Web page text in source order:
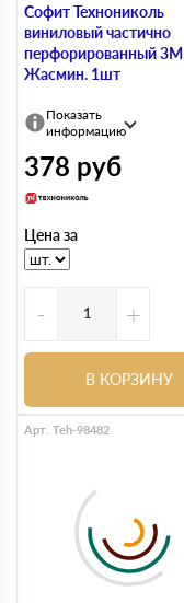
Софит Технониколь
виниловый частично
перфорированный 3М
Жасмин. 1шт
Показать
информацию
378 руб
Цена за
- +
В КОРЗИНУ
Арт. Teh-98482